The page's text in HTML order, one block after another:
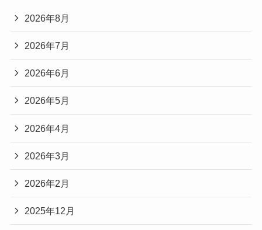
2026年8月
2026年7月
2026年6月
2026年5月
2026年4月
2026年3月
2026年2月
2025年12月